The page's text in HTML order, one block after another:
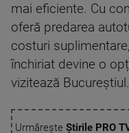
mai eficiente. Cu
oferă predarea
costuri
închiriat devine o
vizitează Bucureștiul.
Urmărește Știrile PRO